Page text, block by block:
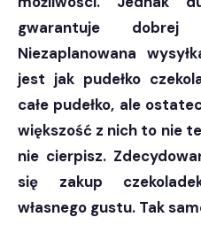
gwarantuje dobrej
Niezaplanowana
jest jak pudełko
całe pudełko, ale
większość z nich to nie
nie cierpisz.
się zakup
własnego gustu. Tak